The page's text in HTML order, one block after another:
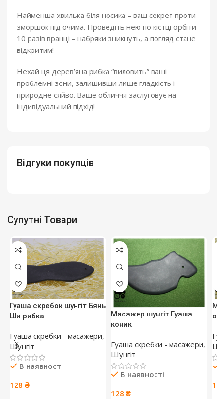
Найменша хвилька біля носика – ваш секрет проти
зморшок під очима. Проведіть нею по кістці орбіти
10 разів вранці – набряки зникнуть, а погляд стане
відкритим!
Нехай ця дерев’яна рибка “виловить” ваші
проблемні зони, залишивши лише гладкість і
природне сяйво. Ваше обличчя заслуговує на
індивідуальний підхід!
Відгуки покупців
Супутні Товари
Гуаша скребок шунгіт Бянь
Ши рибка
Гуаша скребки - масажери,
Шунгіт
В наявності
128 ₴
Масажер шунгіт Гуаша
коник
Гуаша скребки - масажери,
Шунгіт
В наявності
128 ₴